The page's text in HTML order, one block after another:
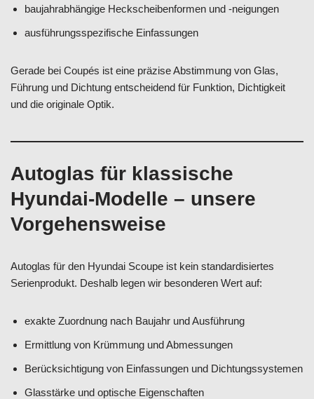
baujahrabhängige Heckscheibenformen und -neigungen
ausführungsspezifische Einfassungen
Gerade bei Coupés ist eine präzise Abstimmung von Glas,
Führung und Dichtung entscheidend für Funktion, Dichtigkeit
und die originale Optik.
Autoglas für klassische
Hyundai-Modelle – unsere
Vorgehensweise
Autoglas für den Hyundai Scoupe ist kein standardisiertes
Serienprodukt. Deshalb legen wir besonderen Wert auf:
exakte Zuordnung nach Baujahr und Ausführung
Ermittlung von Krümmung und Abmessungen
Berücksichtigung von Einfassungen und Dichtungssystemen
Glasstärke und optische Eigenschaften